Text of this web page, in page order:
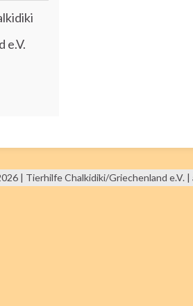
e.V.
| Tierhilfe Chalkidiki/Griechenland e.V.